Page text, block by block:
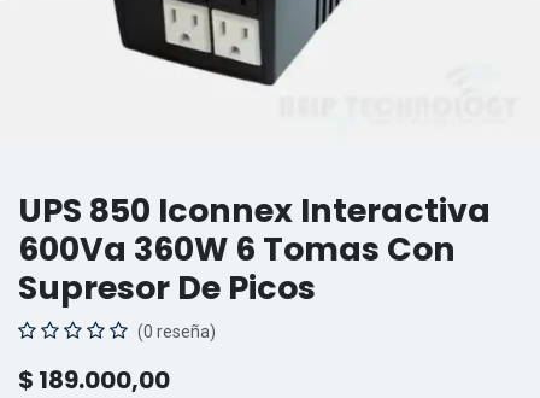
UPS 850 Iconnex Interactiva
600Va 360W 6 Tomas Con
Supresor De Picos
(0 reseña)
$ 189.000,00